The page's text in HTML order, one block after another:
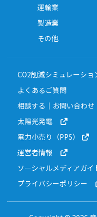
運輸業
製造業
その他
CO2削減シミュレーショ
よくあるご質問
相談する｜お問い合わせ
太陽光発電
電力小売り（PPS）
運営者情報
ソーシャルメディアガ
プライバシーポリシー